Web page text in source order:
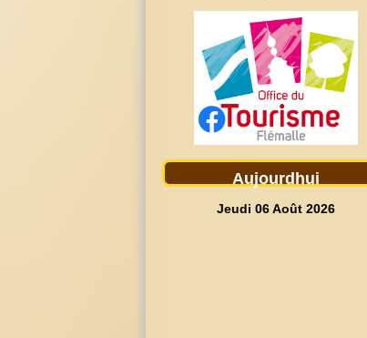
Aujourdhui
Jeudi 06 Août 2026